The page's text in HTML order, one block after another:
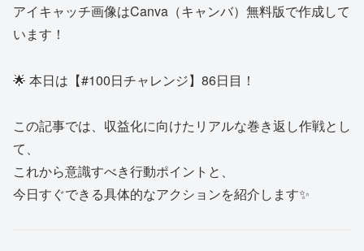
アイキャッチ画像はCanva（キャンバ）無料版で作成して
います！
🌟 本日は【#100日チャレンジ】86日目！
この記事では、収益化に向けたリアルな巻き返し作戦とし
て、
これから意識すべき行動ポイントと、
今日すぐできる具体的なアクションを紹介します✨